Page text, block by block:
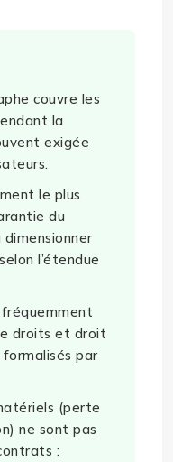
couvre les
la
exigée
le plus
du
l’étendue
droits et droit
par
(perte
ne sont pas
: